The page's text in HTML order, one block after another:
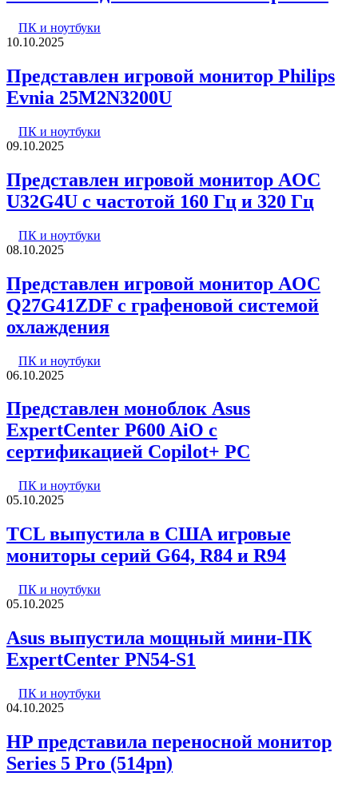
ПК и ноутбуки
10.10.2025
Представлен игровой монитор Philips
Evnia 25M2N3200U
ПК и ноутбуки
09.10.2025
Представлен игровой монитор AOC
U32G4U с частотой 160 Гц и 320 Гц
ПК и ноутбуки
08.10.2025
Представлен игровой монитор AOC
Q27G41ZDF с графеновой системой
охлаждения
ПК и ноутбуки
06.10.2025
Представлен моноблок Asus
ExpertCenter P600 AiO с
сертификацией Copilot+ PC
ПК и ноутбуки
05.10.2025
TCL выпустила в США игровые
мониторы серий G64, R84 и R94
ПК и ноутбуки
05.10.2025
Asus выпустила мощный мини-ПК
ExpertCenter PN54-S1
ПК и ноутбуки
04.10.2025
HP представила переносной монитор
Series 5 Pro (514pn)